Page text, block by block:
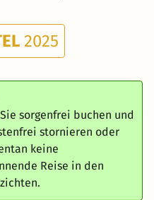
2025
sorgenfrei buchen und
stornieren oder
keine
Reise in den